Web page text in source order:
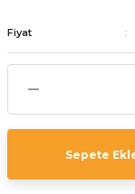
Fiyat
Sepete